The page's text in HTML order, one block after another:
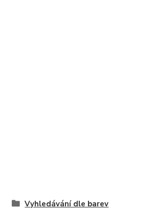
Vyhledávání dle barev